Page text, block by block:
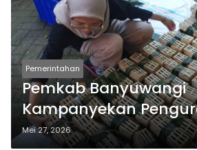
Pemerintahan
Pemkab Banyuwangi
Kampanyekan
Plastik Saat
Mei 27, 2026